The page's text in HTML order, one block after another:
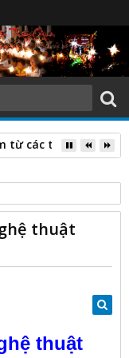
lịch sử: biến động
nghệ thuật khác
thuật
thuật